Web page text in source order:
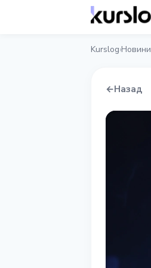
Kurslog›Новини
←Назад